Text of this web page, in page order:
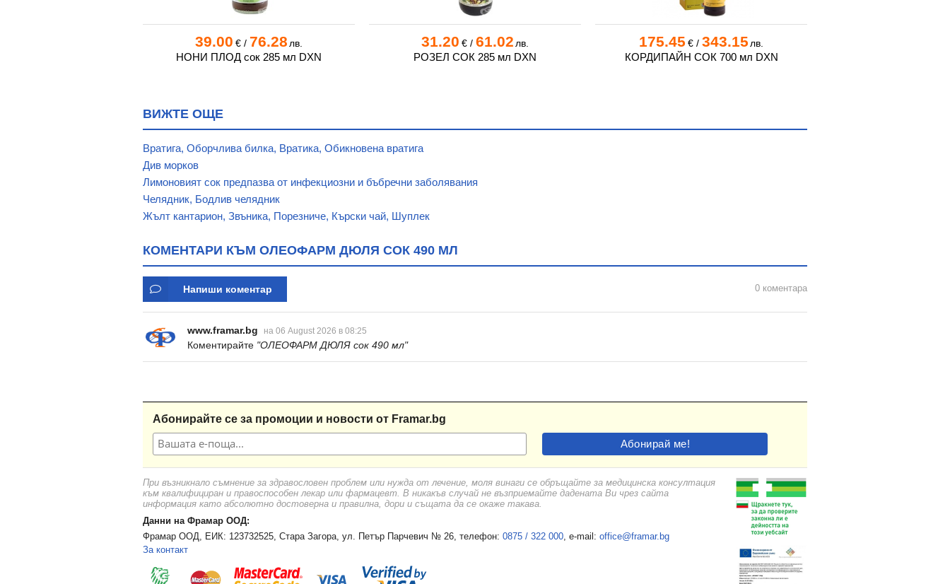
39.00 €/ 76.28 лв.
НОНИ ПЛОД сок 285 мл DXN
31.20 €/ 61.02 лв.
РОЗЕЛ СОК 285 мл DXN
175.45 €/ 343.15 лв.
КОРДИПАЙН СОК 700 мл DXN
ВИЖТЕ ОЩЕ
Вратига, Оборчлива билка, Вратика, Обикновена вратига
Див морков
Лимоновият сок предпазва от инфекциозни и бъбречни заболявания
Челядник, Бодлив челядник
Жълт кантарион, Звъника, Порезниче, Кърски чай, Шуплек
КОМЕНТАРИ КЪМ ОЛЕОФАРМ ДЮЛЯ СОК 490 МЛ
Напиши коментар 0 коментара
www.framar.bg на 06 August 2026 в 08:25
Коментирайте "ОЛЕОФАРМ ДЮЛЯ сок 490 мл"
Абонирайте се за промоции и новости от Framar.bg
При възникнало съмнение за здравословен проблем или нужда от лечение, моля винаги се обръщайте за медицинска консултация
към квалифициран и правоспособен лекар или фармацевт. В никакъв случай не възприемайте дадената Ви чрез сайта
информация като абсолютно достоверна и правилна, дори и същата да се окаже такава.
Данни на Фрамар ООД:
Фрамар ООД, ЕИК: 123732525, Стара Загора, ул. Петър Парчевич № 26, телефон: 0875 / 322 000, e-mail: office@framar.bg
За контакт